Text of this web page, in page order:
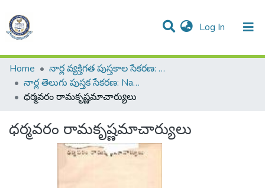
Log In (current)
Statistics
Resources
All of DSpace
Home
నార్ల వ్యక్తిగత పుస్తకాల సేకరణ: Narla Personal Collection of Books
నార్ల తెలుగు పుస్తక సేకరణ: Narla Telugu Book Collection
ధర్మవరం రామకృష్ణమాచార్యులు
ధర్మవరం రామకృష్ణమాచార్యులు